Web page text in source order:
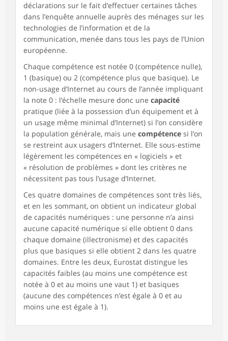
déclarations sur le fait d’effectuer certaines tâches
dans l’enquête annuelle auprès des ménages sur les
technologies de l’information et de la
communication, menée dans tous les pays de l’Union
européenne.
Chaque compétence est notée 0 (compétence nulle),
1 (basique) ou 2 (compétence plus que basique). Le
non-usage d’Internet au cours de l’année impliquant
la note 0 : l’échelle mesure donc une capacité
pratique (liée à la possession d’un équipement et à
un usage même minimal d’Internet) si l’on considère
la population générale, mais une compétence si l’on
se restreint aux usagers d’Internet. Elle sous-estime
légèrement les compétences en « logiciels » et
« résolution de problèmes » dont les critères ne
nécessitent pas tous l’usage d’Internet.
Ces quatre domaines de compétences sont très liés,
et en les sommant, on obtient un indicateur global
de capacités numériques : une personne n’a ainsi
aucune capacité numérique si elle obtient 0 dans
chaque domaine (illectronisme) et des capacités
plus que basiques si elle obtient 2 dans les quatre
domaines. Entre les deux, Eurostat distingue les
capacités faibles (au moins une compétence est
notée à 0 et au moins une vaut 1) et basiques
(aucune des compétences n’est égale à 0 et au
moins une est égale à 1).